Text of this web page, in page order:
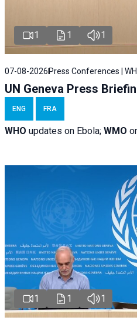
1 1 1
07-08-2026 Press Conferences |
UN Geneva Press
ENG FRA
WHO updates on Ebola; WMO
1 1 1